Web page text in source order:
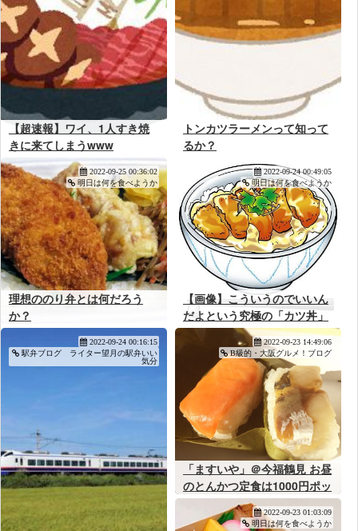
【超速報】ワイ、1人すき焼
きに来てしまうwww
トンカツラーメンって知って
るか？
理想ののり弁とは何だろう
か？
2022-09-25 00:36:02
明日は何を食べようか
【画像】こういうのでいいん
だよという究極の「カツ丼」
ついに見つかる
2022-09-24 00:49:05
明日は何を食べようか
2022-09-24 00:16:15
駅弁ブログ ライター望月の駅弁いい
気分
「ますいや」＠今福鶴見 お昼
のとんかつ定食は1000円ポッ
キリ！
2022-09-23 14:49:06
B級的・大阪グルメ！ブログ
2022-09-23 01:03:09
明日は何を食べようか